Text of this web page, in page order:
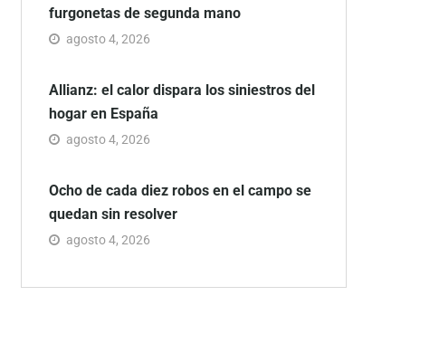
furgonetas de segunda mano
agosto 4, 2026
Allianz: el calor dispara los siniestros del
hogar en España
agosto 4, 2026
Ocho de cada diez robos en el campo se
quedan sin resolver
agosto 4, 2026